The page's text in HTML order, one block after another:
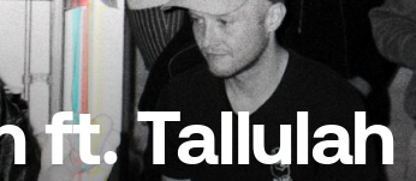
ft. Tallulah